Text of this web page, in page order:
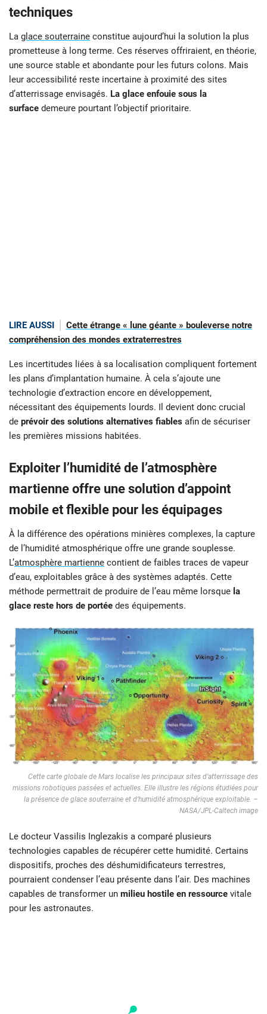
techniques
La glace souterraine constitue aujourd’hui la solution la plus
prometteuse à long terme. Ces réserves offriraient, en théorie,
une source stable et abondante pour les futurs colons. Mais
leur accessibilité reste incertaine à proximité des sites
d’atterrissage envisagés. La glace enfouie sous la
surface demeure pourtant l’objectif prioritaire.
LIRE AUSSI
Cette étrange « lune géante » bouleverse notre
compréhension des mondes extraterrestres
Les incertitudes liées à sa localisation compliquent fortement
les plans d’implantation humaine. À cela s’ajoute une
technologie d’extraction encore en développement,
nécessitant des équipements lourds. Il devient donc crucial
de prévoir des solutions alternatives fiables afin de sécuriser
les premières missions habitées.
Exploiter l’humidité de l’atmosphère
martienne offre une solution d’appoint
mobile et flexible pour les équipages
À la différence des opérations minières complexes, la capture
de l’humidité atmosphérique offre une grande souplesse.
L’atmosphère martienne contient de faibles traces de vapeur
d’eau, exploitables grâce à des systèmes adaptés. Cette
méthode permettrait de produire de l’eau même lorsque la
glace reste hors de portée des équipements.
Cette carte globale de Mars localise les principaux sites d’atterrissage des
missions robotiques passées et actuelles. Elle illustre les régions étudiées pour
la présence de glace souterraine et d’humidité atmosphérique exploitable. –
NASA/JPL-Caltech image
Le docteur Vassilis Inglezakis a comparé plusieurs
technologies capables de récupérer cette humidité. Certains
dispositifs, proches des déshumidificateurs terrestres,
pourraient condenser l’eau présente dans l’air. Des machines
capables de transformer un milieu hostile en ressource vitale
pour les astronautes.